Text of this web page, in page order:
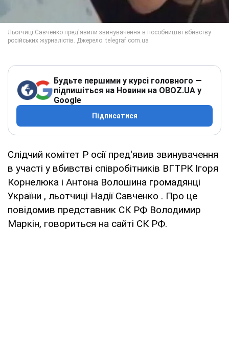
Будьте першими у курсі головного —
підпишіться на Новини на OBOZ.UA у
Google
Підписатися
Слідчий комітет Р осії пред'явив звинувачення
в участі у вбивстві співробітників ВГТРК Ігоря
Корнелюка і Антона Волошина громадянці
України , льотчиці Надії Савченко . Про це
повідомив представник СК РФ Володимир
Маркін, говориться на сайті СК РФ.